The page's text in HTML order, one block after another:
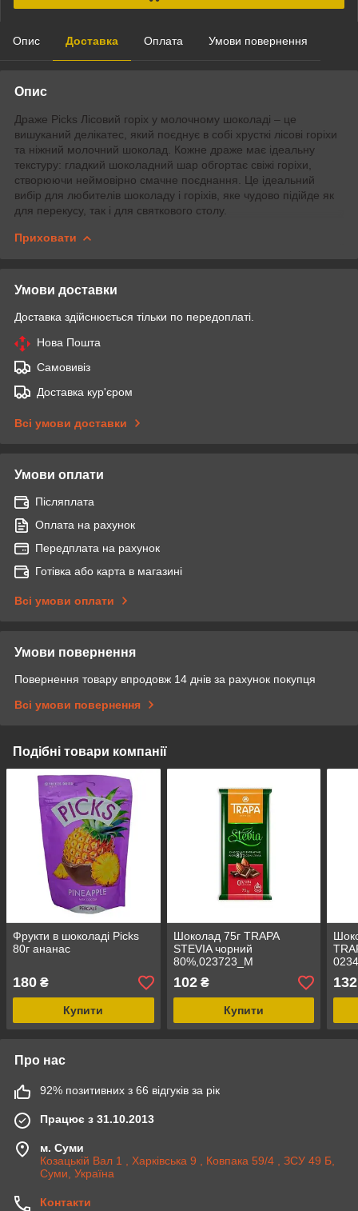
Опис Доставка Оплата Умови повернення
Опис
Драже Picks Лісовий горіх у молочному шоколаді – це
вишуканий делікатес, який поєднує в собі хрусткі лісові горіхи
та ніжний молочний шоколад. Кожне драже має ідеальну
текстуру: гладкий шоколадний шар обгортає свіжі горіхи,
створюючи неймовірно смачне поєднання. Це ідеальний
вибір для любителів шоколаду і горіхів, яке чудово підійде як
для перекусу, так і для святкового столу.
Приховати
Умови доставки
Доставка здійснюється тільки по передоплаті.
Нова Пошта
Самовивіз
Доставка кур'єром
Всі умови доставки
Умови оплати
Післяплата
Оплата на рахунок
Передплата на рахунок
Готівка або карта в магазині
Всі умови оплати
Умови повернення
Повернення товару впродовж 14 днів за рахунок покупця
Всі умови повернення
Подібні товари компанії
Фрукти в шоколаді Picks
80г ананас
180 ₴
Купити
Шоколад 75г TRAPA
STEVIA чорний
80%,023723_М
102₴
Купити
132
Про нас
92% позитивних з 66 відгуків за рік
Працює з 31.10.2013
м. Суми
Козацькій Вал 1 , Харківська 9 , Ковпака 59/4 , ЗСУ 49 Б,
Суми, Україна
Контакти